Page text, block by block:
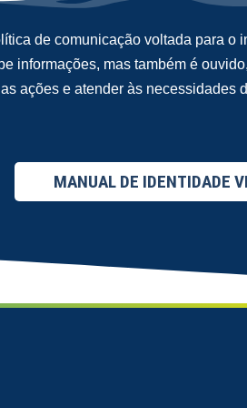
de comunicação voltada para o
informações, mas também é
ações e atender às necessidades
MANUAL DE IDENTIDADE